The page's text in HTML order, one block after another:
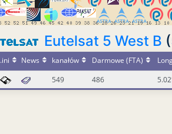
Eutelsat 5 West B (
.ini News kanałów Darmowe (FTA)
549 486